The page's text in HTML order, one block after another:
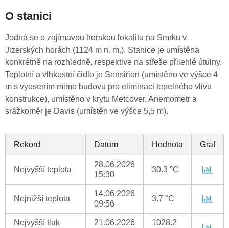
O stanici
Jedná se o zajímavou horskou lokalitu na Smrku v
Jizerských horách (1124 m n. m.). Stanice je umístěna
konkrétně na rozhledně, respektive na střeše přilehlé útulny.
Teplotní a vlhkostní čidlo je Sensirion (umístěno ve výšce 4
m s vyosením mimo budovu pro eliminaci tepelného vlivu
konstrukce), umístěno v krytu Metcover. Anemometr a
srážkoměr je Davis (umístěn ve výšce 5,5 m).
Rekord Datum Hodnota Graf
Nejvyšší teplota
28.06.2026
15:30
30.3 °C
Nejnižší teplota
14.06.2026
09:56
3.7 °C
Nejvyšší tlak
21.06.2026
1028.2